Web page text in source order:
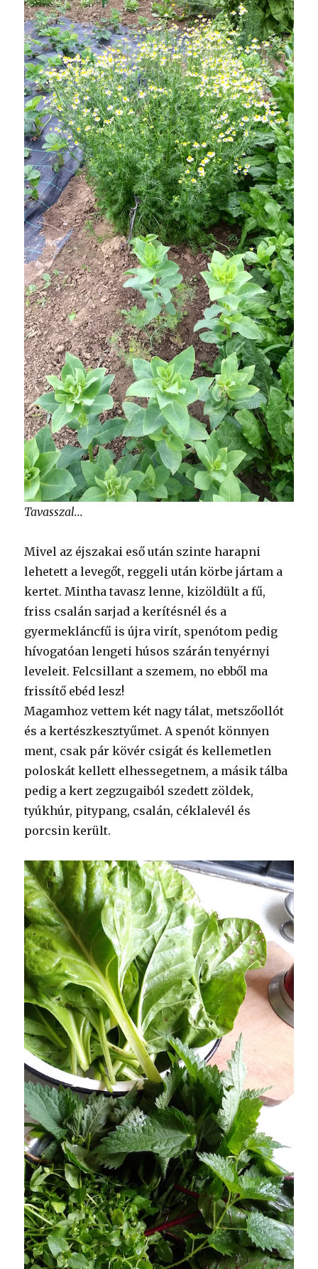
Tavasszal...
Mivel az éjszakai eső után szinte harapni
lehetett a levegőt, reggeli után körbe jártam a
kertet. Mintha tavasz lenne, kizöldült a fű,
friss csalán sarjad a kerítésnél és a
gyermekláncfű is újra virít, spenótom pedig
hívogatóan lengeti húsos szárán tenyérnyi
leveleit. Felcsillant a szemem, no ebből ma
frissítő ebéd lesz!
Magamhoz vettem két nagy tálat, metszőollót
és a kertészkesztyűmet. A spenót könnyen
ment, csak pár kövér csigát és kellemetlen
poloskát kellett elhessegetnem, a másik tálba
pedig a kert zegzugaiból szedett zöldek,
tyúkhúr, pitypang, csalán, céklalevél és
porcsin került.